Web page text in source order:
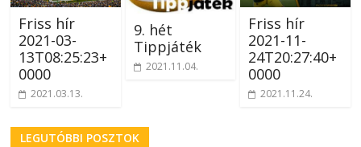
Friss hír
2021-03-
13T08:25:23+
0000
2021.03.13.
9. hét
Tippjáték
2021.11.04.
Friss hír
2021-11-
24T20:27:40+
0000
2021.11.24.
LEGUTÓBBI POSZTOK